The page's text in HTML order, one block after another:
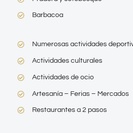
Barbacoa
Numerosas actividades
Actividades culturales
Actividades de ocio
Artesanía – Ferias – Mercados
Restaurantes a 2 pasos